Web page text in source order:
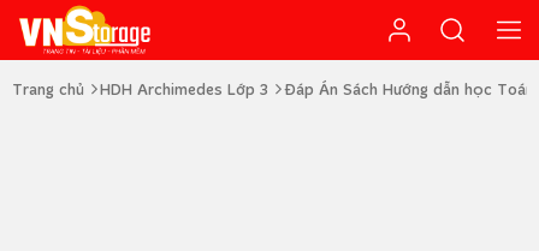
Trang chủ HDH Archimedes Lớp 3 Đáp Án Sách Hướng dẫn học